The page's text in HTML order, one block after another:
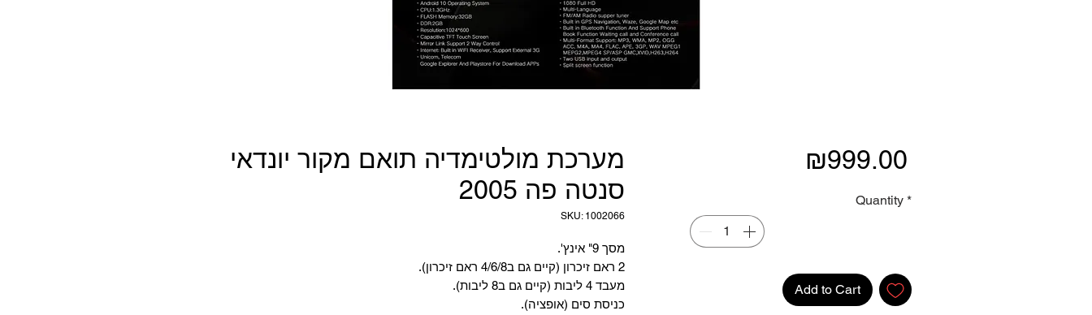
מערכת מולטימדיה תואם מקור יונדאי
סנטה פה 2005
SKU: 1002066
מסך 9" אינץ'.
2 ראם זיכרון (קיים גם ב4/6/8 ראם זיכרון).
מעבד 4 ליבות (קיים גם ב8 ליבות).
כניסת סים (אופציה).
₪999.00
Quantity *
Add to Cart